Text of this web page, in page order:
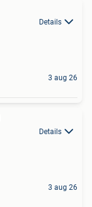
Details
3 aug 26
Details
3 aug 26